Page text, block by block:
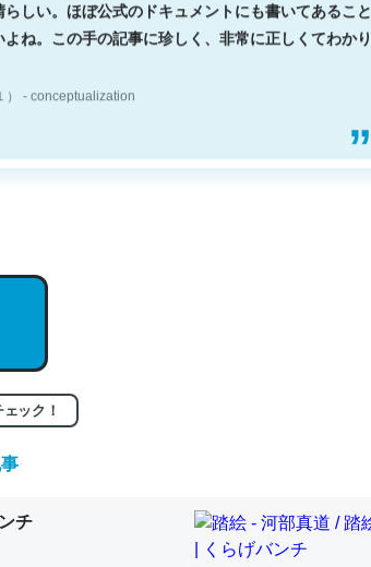
ね。この手の記事に珍しく、非常に正しくてわかり
- conceptualization
- conceptualization
語小説100ページ分くらい。小説でいう「ずっと前
憶というには多い分量。進化すればするほど分かり
ック！
チ